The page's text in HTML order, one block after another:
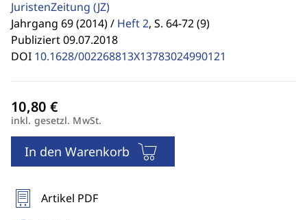
JuristenZeitung (JZ)
Jahrgang 69 (2014) / Heft 2, S. 64-72 (9)
Publiziert 09.07.2018
DOI 10.1628/002268813X13783024990121
inkl. gesetzl. MwSt.
In den Warenkorb
Artikel PDF